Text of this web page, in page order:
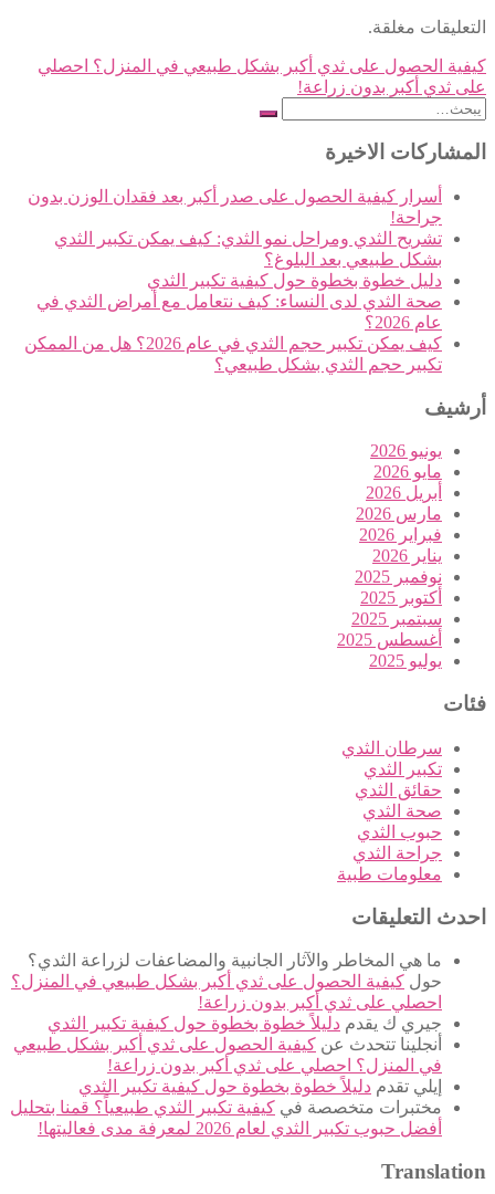
التعليقات مغلقة.
آخر
الملاحة
كيفية الحصول على ثدي أكبر بشكل طبيعي في المنزل؟ احصلي
على ثدي أكبر بدون زراعة!
بحث
المشاركات الاخيرة
أسرار كيفية الحصول على صدر أكبر بعد فقدان الوزن بدون
جراحة!
تشريح الثدي ومراحل نمو الثدي: كيف يمكن تكبير الثدي
بشكل طبيعي بعد البلوغ؟
دليل خطوة بخطوة حول كيفية تكبير الثدي
صحة الثدي لدى النساء: كيف نتعامل مع أمراض الثدي في
عام 2026؟
كيف يمكن تكبير حجم الثدي في عام 2026؟ هل من الممكن
تكبير حجم الثدي بشكل طبيعي؟
أرشيف
يونيو 2026
مايو 2026
أبريل 2026
مارس 2026
فبراير 2026
يناير 2026
نوفمبر 2025
أكتوبر 2025
سبتمبر 2025
أغسطس 2025
يوليو 2025
فئات
سرطان الثدي
تكبير الثدي
حقائق الثدي
صحة الثدي
حبوب الثدي
جراحة الثدي
معلومات طبية
احدث التعليقات
ما هي المخاطر والآثار الجانبية والمضاعفات لزراعة الثدي؟
حول كيفية الحصول على ثدي أكبر بشكل طبيعي في المنزل؟
احصلي على ثدي أكبر بدون زراعة!
جيري ك يقدم دليلاً خطوة بخطوة حول كيفية تكبير الثدي
أنجلينا تتحدث عن كيفية الحصول على ثدي أكبر بشكل طبيعي
في المنزل؟ احصلي على ثدي أكبر بدون زراعة!
إيلي تقدم دليلاً خطوة بخطوة حول كيفية تكبير الثدي
مختبرات متخصصة في كيفية تكبير الثدي طبيعياً؟ قمنا بتحليل
أفضل حبوب تكبير الثدي لعام 2026 لمعرفة مدى فعاليتها!
Translation